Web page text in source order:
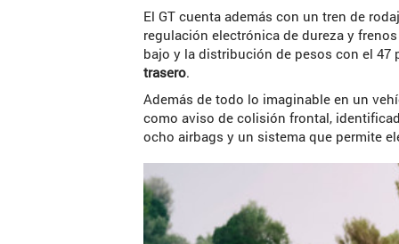
El GT cuenta además con un tren de
regulación electrónica de dureza y
bajo y la distribución de pesos con el
trasero.
Además de todo lo imaginable en un
como aviso de colisión frontal,
ocho airbags y un sistema que permite